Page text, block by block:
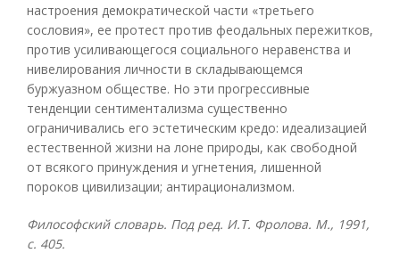
настроения демократической части «третьего
сословия», ее протест против феодальных пережитков,
против усиливающегося социального неравенства и
нивелирования личности в складывающемся
буржуазном обществе. Но эти прогрессивные
тенденции сентиментализма существенно
ограничивались его эстетическим кредо: идеализацией
естественной жизни на лоне природы, как свободной
от всякого принуждения и угнетения, лишенной
пороков цивилизации; антирационализмом.
Философский словарь. Под ред. И.Т. Фролова. М., 1991,
с. 405.